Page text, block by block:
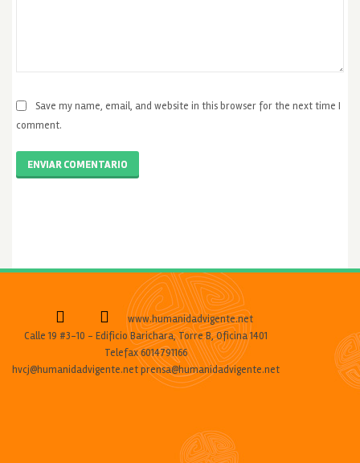
Save my name, email, and website in this browser for the next time I
comment.
ENVIAR COMENTARIO
www.humanidadvigente.net
Calle 19 #3-10 - Edificio Barichara, Torre B, Oficina 1401
Telefax 6014791166
hvcj@humanidadvigente.net prensa@humanidadvigente.net